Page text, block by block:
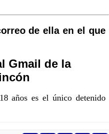
de ella en el que
Gmail de la
años es el único detenido